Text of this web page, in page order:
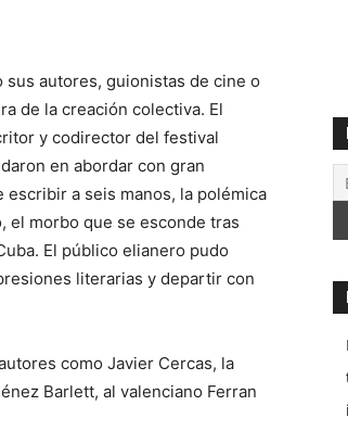
sus autores, guionistas de cine o
de la creación colectiva. El
y codirector del festival
en abordar con gran
a seis manos, la polémica
el morbo que se esconde tras
El público elianero pudo
literarias y departir con
como Javier Cercas, la
Barlett, al valenciano Ferran